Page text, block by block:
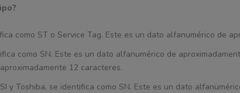
como ST o Service Tag. Este es un dato alfanumérico de
como SN. Este es un dato alfanumérico de
12 caracteres.
y Toshiba, se identifica como SN. Este es un dato